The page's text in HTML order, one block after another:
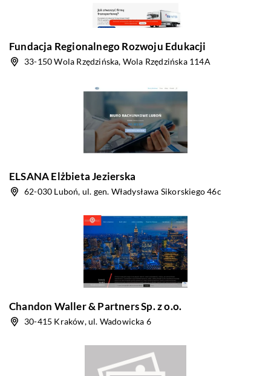
Fundacja Regionalnego Rozwoju Edukacji
33-150 Wola Rzędzińska, Wola Rzędzińska 114A
ELSANA Elżbieta Jezierska
62-030 Luboń, ul. gen. Władysława Sikorskiego 46c
Chandon Waller & Partners Sp. z o.o.
30-415 Kraków, ul. Wadowicka 6